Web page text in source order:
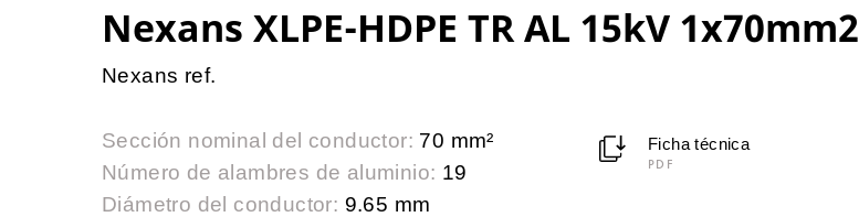
Nexans XLPE-HDPE TR AL 15kV 1x70mm2
Nexans ref.
Sección nominal del conductor: 70 mm²
Número de alambres de aluminio: 19
Diámetro del conductor: 9.65 mm
Ficha técnica
PDF